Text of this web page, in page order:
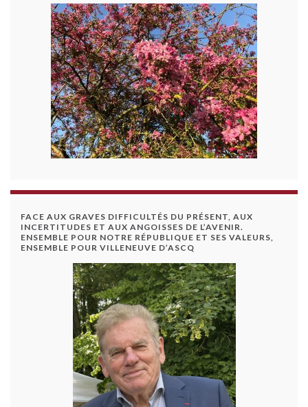
FACE AUX GRAVES DIFFICULTÉS DU PRÉSENT, AUX
INCERTITUDES ET AUX ANGOISSES DE L’AVENIR.
ENSEMBLE POUR NOTRE RÉPUBLIQUE ET SES VALEURS,
ENSEMBLE POUR VILLENEUVE D’ASCQ